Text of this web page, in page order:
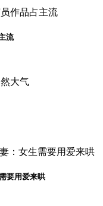
流
要用爱来哄